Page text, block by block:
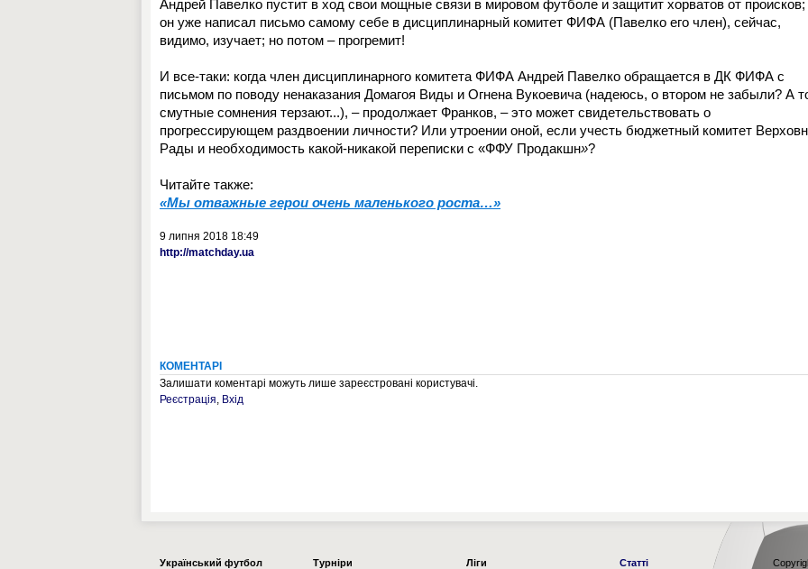
Андрей Павелко пустит в ход свои мощные связи в мировом футболе и защитит хорватов от происков;
он уже написал письмо самому себе в дисциплинарный комитет ФИФА (Павелко его член), сейчас,
видимо, изучает; но потом – прогремит!
И все-таки: когда член дисциплинарного комитета ФИФА Андрей Павелко обращается в ДК ФИФА с
письмом по поводу ненаказания Домагоя Виды и Огнена Вукоевича (надеюсь, о втором не забыли? А
смутные сомнения терзают...), – продолжает Франков, –это может свидетельствовать о
прогрессирующем раздвоении личности? Или утроении оной, если учесть бюджетный комитет
Рады и необходимость какой-никакой переписки с «ФФУ Продакшн»?
Читайте также:
«Мы отважные герои очень маленького роста…»
9 липня 2018 18:49
http://matchday.ua
КОМЕНТАРІ
Залишати коментарі можуть лише зареєстровані користувачі.
Реєстрація, Вхід
Українcький футбол
Турніри
Ліги
Статті